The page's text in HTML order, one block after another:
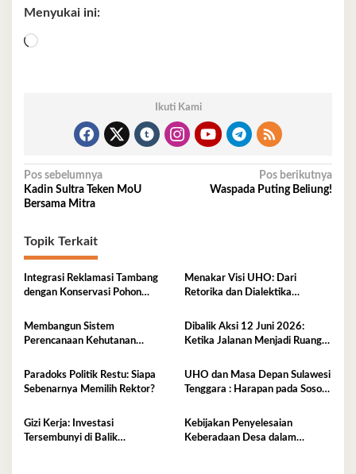
Menyukai ini:
Memuat...
Ikuti Kami
Navigasi
pos
Pos sebelumnya
Kadin Sultra Teken MoU
Bersama Mitra
Pos berikutnya
Waspada Puting Beliung!
Topik Terkait
Integrasi Reklamasi Tambang
dengan Konservasi Pohon
Menakar Visi UHO: Dari
Retorika dan Dialektika
2026-2030.
Membangun Sistem
Perencanaan Kehutanan
Agroforestry dan Reforma
Agraria dalam Tata Kelola
Dibalik Aksi 12 Juni 2026:
Ketika Jalanan Menjadi Ruang
Paradoks Politik Restu: Siapa
Sebenarnya Memilih Rektor?
UHO dan Masa Depan Sulawesi
Tenggara : Harapan pada Sosok
Gizi Kerja: Investasi
Tersembunyi di Balik
Kebijakan Penyelesaian
Keberadaan Desa dalam